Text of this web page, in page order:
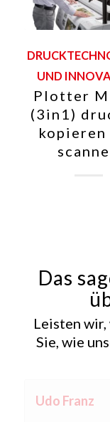
UND
Plotter
(3in1)
kopieren
Das
Leisten wir,
Sie, wie
ProDynamic
Udo Franz